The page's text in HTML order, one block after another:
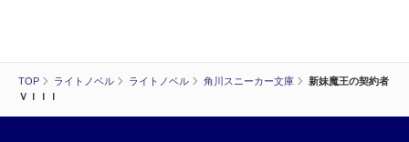
TOP ライトノベル ライトノベル 角川スニーカー文庫
新妹魔王の契約者
ＶＩＩＩ